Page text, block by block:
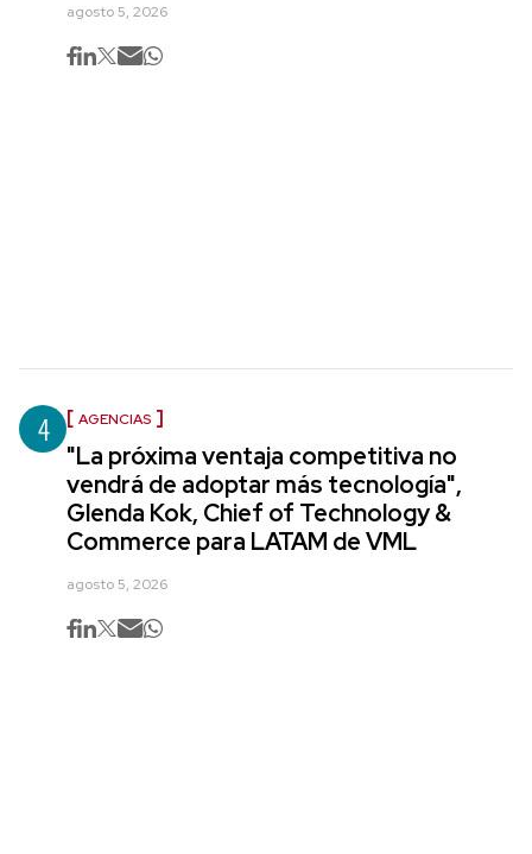
agosto 5, 2026
4 AGENCIAS
"La próxima ventaja competitiva no
vendrá de adoptar más tecnología",
Glenda Kok, Chief of Technology &
Commerce para LATAM de VML
agosto 5, 2026